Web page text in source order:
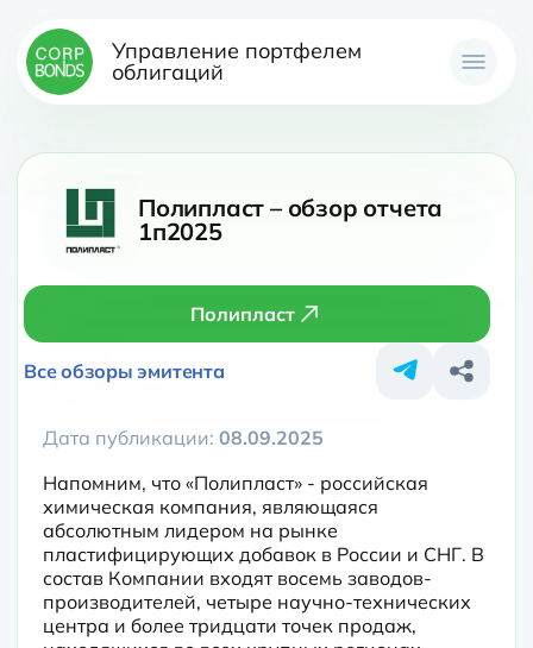
Управление портфелем
облигаций
Полипласт – обзор отчета
1п2025
Полипласт
Все обзоры эмитента
Дата публикации: 08.09.2025
Напомним, что «Полипласт» - российская
химическая компания, являющаяся
абсолютным лидером на рынке
пластифицирующих добавок в России и СНГ. В
состав Компании входят восемь заводов-
производителей, четыре научно-технических
центра и более тридцати точек продаж,